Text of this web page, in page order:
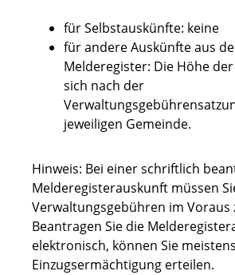
für Selbstauskünfte: keine
für andere Auskünfte aus
Melderegister: Die Höhe
sich nach der
jeweiligen Gemeinde.
Hinweis: Bei einer schriftlich
Melderegisterauskunft müssen
Verwaltungsgebühren im Voraus
Beantragen Sie die
elektronisch, können Sie
Einzugsermächtigung erteilen.